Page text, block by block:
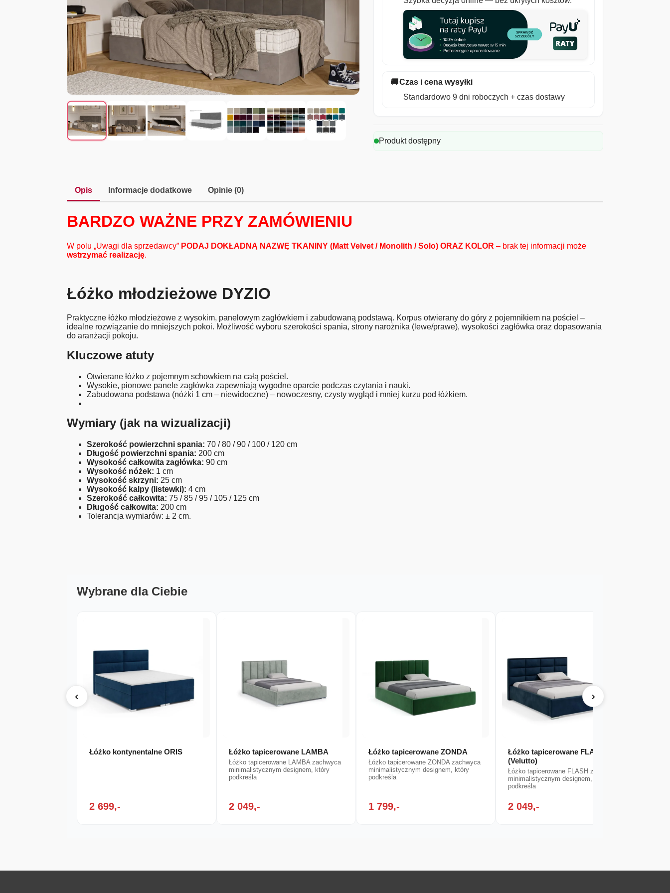
🚚Czas i cena wysyłki
Standardowo 9 dni roboczych + czas dostawy
Produkt dostępny
Opis Informacje dodatkowe Opinie (0)
BARDZO WAŻNE PRZY ZAMÓWIENIU
W polu „Uwagi dla sprzedawcy” PODAJ DOKŁADNĄ NAZWĘ TKANINY (Matt Velvet / Monolith / Solo) ORAZ KOLOR – brak tej informacji może
wstrzymać realizację.
Łóżko młodzieżowe DYZIO
Praktyczne łóżko młodzieżowe z wysokim, panelowym zagłówkiem i zabudowaną podstawą. Korpus otwierany do góry z pojemnikiem na pościel –
idealne rozwiązanie do mniejszych pokoi. Możliwość wyboru szerokości spania, strony narożnika (lewe/prawe), wysokości zagłówka oraz dopasowania
do aranżacji pokoju.
Kluczowe atuty
Otwierane łóżko z pojemnym schowkiem na całą pościel.
Wysokie, pionowe panele zagłówka zapewniają wygodne oparcie podczas czytania i nauki.
Zabudowana podstawa (nóżki 1 cm – niewidoczne) – nowoczesny, czysty wygląd i mniej kurzu pod łóżkiem.
Wymiary (jak na wizualizacji)
Szerokość powierzchni spania: 70 / 80 / 90 / 100 / 120 cm
Długość powierzchni spania: 200 cm
Wysokość całkowita zagłówka: 90 cm
Wysokość nóżek: 1 cm
Wysokość skrzyni: 25 cm
Wysokość kalpy (listewki): 4 cm
Szerokość całkowita: 75 / 85 / 95 / 105 / 125 cm
Długość całkowita: 200 cm
Tolerancja wymiarów: ± 2 cm.
Wybrane dla Ciebie
‹
Łóżko kontynentalne ORIS
2 699,-
Łóżko tapicerowane LAMBA
Łóżko tapicerowane LAMBA zachwyca
minimalistycznym designem, który
podkreśla
2 049,-
Łóżko tapicerowane ZONDA
Łóżko tapicerowane ZONDA zachwyca
minimalistycznym designem, który
podkreśla
1 799,-
Łóżko tapicerowane FLASH
(Velutto)
Łóżko tapicerowane FLASH zachwyca
minimalistycznym designem, który
podkreśla
2 049,-
›